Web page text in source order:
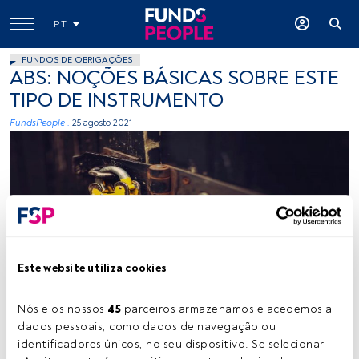
Este website utiliza cookies
Nós e os nossos 45 parceiros armazenamos e acedemos a
dados pessoais, como dados de navegação ou
identificadores únicos, no seu dispositivo. Se selecionar
PT
FUNDOS DE OBRIGAÇÕES
ABS: NOÇÕES BÁSICAS SOBRE ESTE
TIPO DE INSTRUMENTO
FundsPeople . 25 agosto 2021
Obrigacoes bonds security safety defensive
Tempo de leitura:4 min.